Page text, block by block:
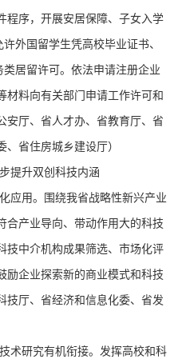
程序，开展安居保障、子女入学
外国留学生凭高校毕业证书、
类居留许可。依法申请注册企业
材料向有关部门申请工作许可和
安厅、省人才办、省教育厅、省
省住房城乡建设厅）
提升双创科技内涵
应用。围绕我省战略性新兴产业
合产业导向、带动作用大的科技
技中介机构成果筛选、市场化评
励企业探索新的商业模式和科技
技厅、省经济和信息化委、省发
术研究有机衔接。发挥高校和科